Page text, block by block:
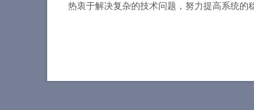
热衷于解决复杂的技术问题，努力提高系统的